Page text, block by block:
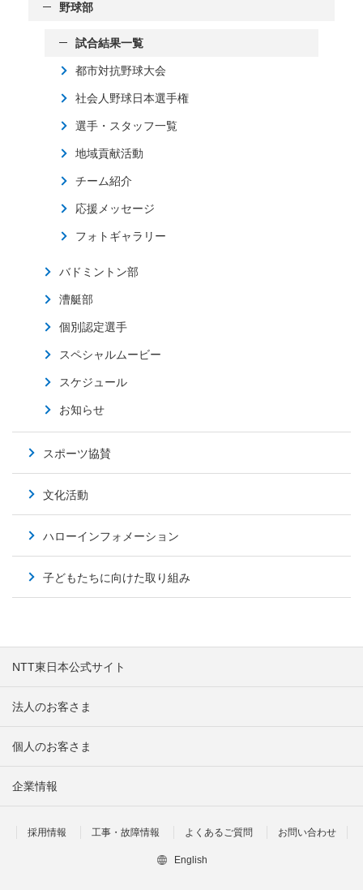
野球部
試合結果一覧
都市対抗野球大会
社会人野球日本選手権
選手・スタッフ一覧
地域貢献活動
チーム紹介
応援メッセージ
フォトギャラリー
バドミントン部
漕艇部
個別認定選手
スペシャルムービー
スケジュール
お知らせ
スポーツ協賛
文化活動
ハローインフォメーション
子どもたちに向けた取り組み
NTT東日本公式サイト
法人のお客さま
個人のお客さま
企業情報
採用情報 工事・故障情報 よくあるご質問 お問い合わせ
English